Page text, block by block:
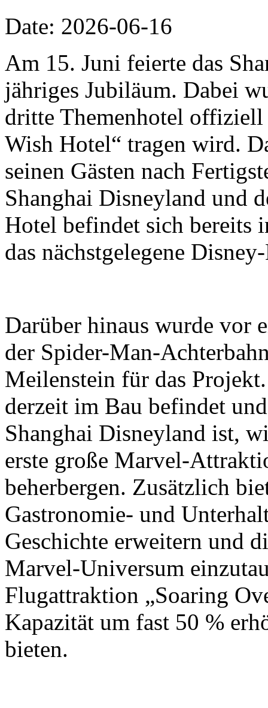
Date: 2026-06-16
Am 15. Juni feierte das
jähriges Jubiläum. Dabei
dritte Themenhotel offiziell
Wish Hotel“ tragen wird.
seinen Gästen nach
Shanghai Disneyland und
Hotel befindet sich bereits
das nächstgelegene
Darüber hinaus wurde vor
der Spider-Man-
Meilenstein für das
derzeit im Bau befindet
Shanghai Disneyland ist,
erste große Marvel-
beherbergen. Zusätzlich
Gastronomie- und
Geschichte erweitern und
Marvel-Universum
Flugattraktion „Soaring
Kapazität um fast 50 %
bieten.